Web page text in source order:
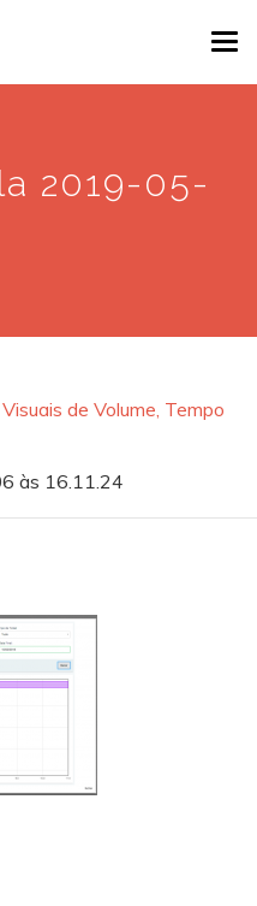
2019-05-
de Volume, Tempo
às 16.11.24